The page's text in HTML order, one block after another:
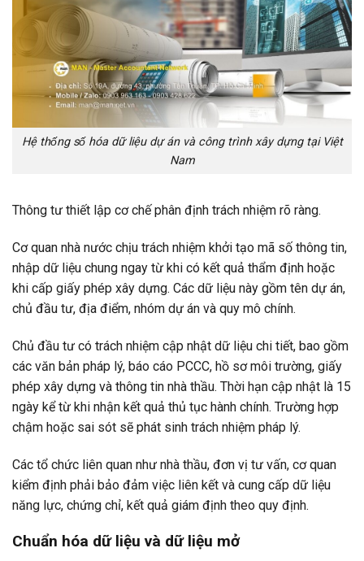
Hệ thống số hóa dữ liệu dự án và công trình xây dựng tại Việt
Nam
Thông tư thiết lập cơ chế phân định trách nhiệm rõ ràng.
Cơ quan nhà nước chịu trách nhiệm khởi tạo mã số thông tin,
nhập dữ liệu chung ngay từ khi có kết quả thẩm định hoặc
khi cấp giấy phép xây dựng. Các dữ liệu này gồm tên dự án,
chủ đầu tư, địa điểm, nhóm dự án và quy mô chính.
Chủ đầu tư có trách nhiệm cập nhật dữ liệu chi tiết, bao gồm
các văn bản pháp lý, báo cáo PCCC, hồ sơ môi trường, giấy
phép xây dựng và thông tin nhà thầu. Thời hạn cập nhật là 15
ngày kể từ khi nhận kết quả thủ tục hành chính. Trường hợp
chậm hoặc sai sót sẽ phát sinh trách nhiệm pháp lý.
Các tổ chức liên quan như nhà thầu, đơn vị tư vấn, cơ quan
kiểm định phải bảo đảm việc liên kết và cung cấp dữ liệu
năng lực, chứng chỉ, kết quả giám định theo quy định.
Chuẩn hóa dữ liệu và dữ liệu mở